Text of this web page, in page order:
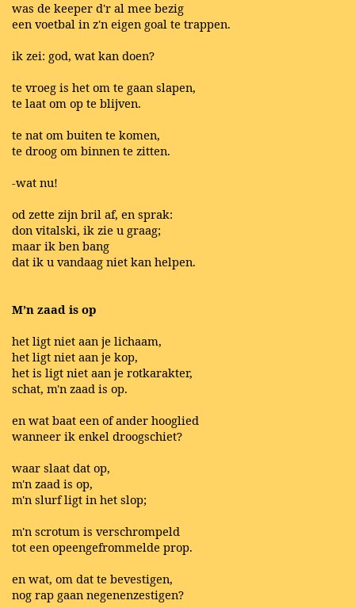
was de keeper d'r al mee bezig
een voetbal in z'n eigen goal te trappen.
ik zei: god, wat kan doen?
te vroeg is het om te gaan slapen,
te laat om op te blijven.
te nat om buiten te komen,
te droog om binnen te zitten.
-wat nu!
od zette zijn bril af, en sprak:
don vitalski, ik zie u graag;
maar ik ben bang
dat ik u vandaag niet kan helpen.
M’n zaad is op
het ligt niet aan je lichaam,
het ligt niet aan je kop,
het is ligt niet aan je rotkarakter,
schat, m'n zaad is op.
en wat baat een of ander hooglied
wanneer ik enkel droogschiet?
waar slaat dat op,
m'n zaad is op,
m'n slurf ligt in het slop;
m'n scrotum is verschrompeld
tot een opeengefrommelde prop.
en wat, om dat te bevestigen,
nog rap gaan negenenzestigen?